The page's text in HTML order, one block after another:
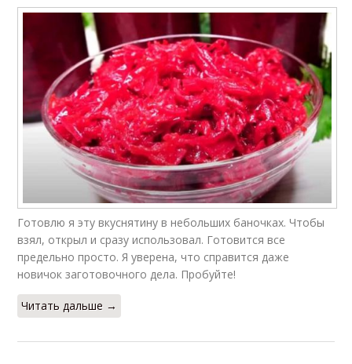
Готовлю я эту вкуснятину в небольших баночках. Чтобы
взял, открыл и сразу использовал. Готовится все
предельно просто. Я уверена, что справится даже
новичок заготовочного дела. Пробуйте!
Читать дальше →